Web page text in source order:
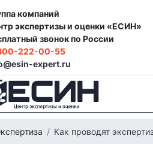
компаний
экспертизы и оценки «ЕСИН»
звонок по России
222-00-55
expert.ru
Как проводят